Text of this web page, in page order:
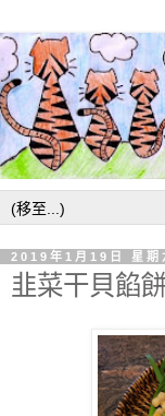
2019年1月19日 星期
韭菜干貝餡